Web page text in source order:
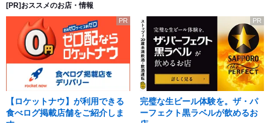
[PR]おススメのお店・情報
PR
【ロケットナウ】が利用できる
食べログ掲載店舗をご紹介しま
PR
完璧な生ビール体験を。ザ・パ
ーフェクト黒ラベルが飲めるお